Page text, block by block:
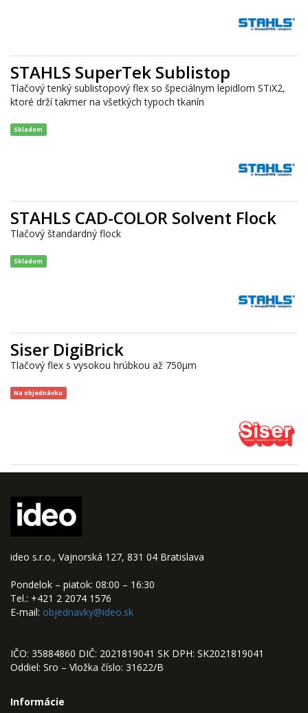
STAHLS SuperTek Sublistop
Tlačový tenký sublistopový flex so špeciálnym lepidlom STiX2,
ktoré drží takmer na všetkých typoch tkanín
Skladom
STAHLS CAD-COLOR Solvent Flock
Tlačový štandardný flock
Skladom
Siser DigiBrick
Tlačový flex s vysokou hrúbkou až 750μm
Na objednávku
ideo s.r.o., Vajnorská 127, 831 04 Bratislava
Pondelok – piatok: 08:00 – 16:30
Tel.: +421 2 2074 1576
E-mail: objednavky@ideo.sk
IČO: 35884860 DIČ: 2021819041 SK DPH: SK2021819041
Oddiel: Sro – Vložka číslo: 31622/B
Informácie